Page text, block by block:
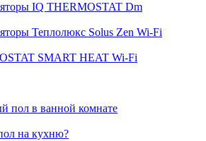
IQ THERMOSTAT Dm
Теплолюкс Solus Zen Wi-Fi
SMART HEAT Wi-Fi
пол в ванной комнате
на кухню?